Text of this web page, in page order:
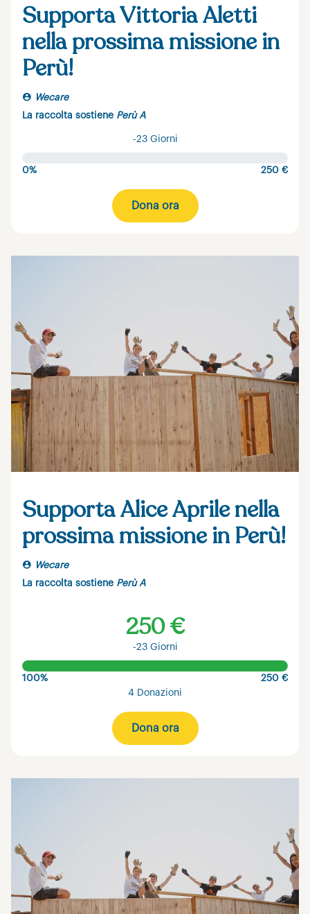
Supporta Vittoria Aletti
nella prossima missione in
Perù!
Wecare
La raccolta sostiene Perù A
-23 Giorni
0% 250 €
Dona ora
Supporta Alice Aprile nella
prossima missione in Perù!
Wecare
La raccolta sostiene Perù A
250 €
-23 Giorni
100%
250 €
4 Donazioni
Dona ora